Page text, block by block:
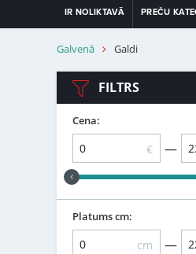
IR NOLIKTAVĀ PREČU
Galvenā Galdi
FILTRS
Cena:
€ —
Platums cm:
cm —